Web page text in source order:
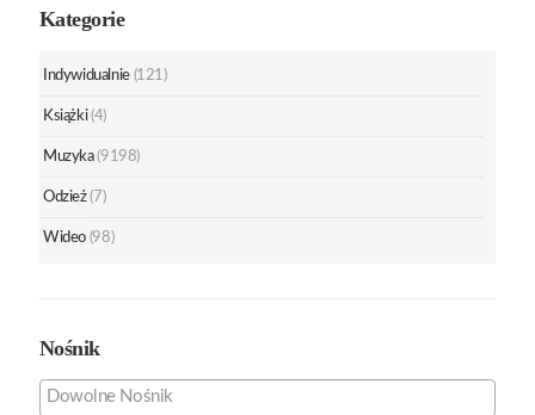
Kategorie
Indywidualnie (121)
Książki (4)
Muzyka (9198)
Odzież (7)
Wideo (98)
Nośnik